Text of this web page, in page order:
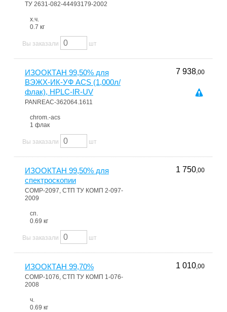
ТУ 2631-082-44493179-2002
х.ч.
0.7 кг
Вы заказали шт
ИЗООКТАН 99,50% для
ВЭЖХ-ИК-УФ ACS (1,000л/
флак), HPLC-IR-UV
PANREAC-362064.1611
chrom.-acs
1 флак
7 938,00
Вы заказали шт
ИЗООКТАН 99,50% для
спектроскопии
COMP-2097, СТП ТУ КОМП 2-097-
2009
сп.
0.69 кг
1 750,00
Вы заказали шт
ИЗООКТАН 99,70%
COMP-1076, СТП ТУ КОМП 1-076-
2008
ч.
0.69 кг
1 010,00